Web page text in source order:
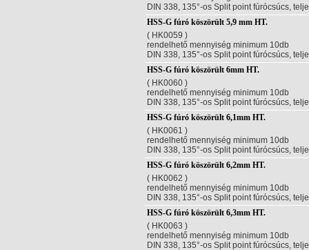
DIN 338, 135°-os Split point fúrócsúcs,
HSS-G fúró köszörült 5,9 mm HT.
( HK0059 )
rendelhető mennyiség minimum 10db
DIN 338, 135°-os Split point fúrócsúcs,
HSS-G fúró köszörült 6mm HT.
( HK0060 )
rendelhető mennyiség minimum 10db
DIN 338, 135°-os Split point fúrócsúcs,
HSS-G fúró köszörült 6,1mm HT.
( HK0061 )
rendelhető mennyiség minimum 10db
DIN 338, 135°-os Split point fúrócsúcs,
HSS-G fúró köszörült 6,2mm HT.
( HK0062 )
rendelhető mennyiség minimum 10db
DIN 338, 135°-os Split point fúrócsúcs,
HSS-G fúró köszörült 6,3mm HT.
( HK0063 )
rendelhető mennyiség minimum 10db
DIN 338, 135°-os Split point fúrócsúcs,